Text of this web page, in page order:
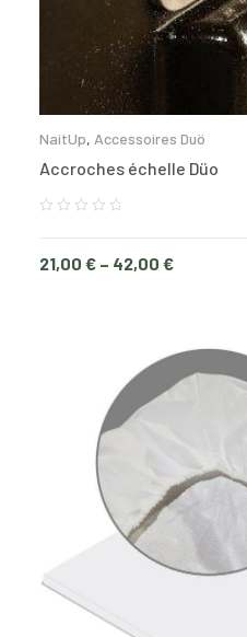
NaitUp, Accessoires Duö
Accroches échelle Düo
21,00 € – 42,00 €